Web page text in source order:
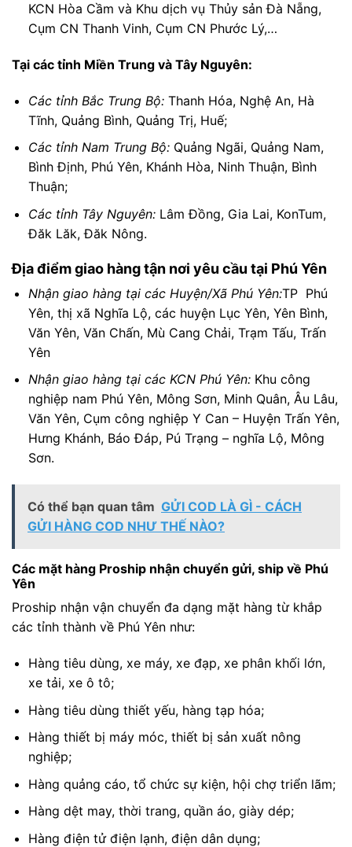
KCN Hòa Cầm và Khu dịch vụ Thủy sản Đà Nẵng,
Cụm CN Thanh Vinh, Cụm CN Phước Lý,…
Tại các tỉnh Miền Trung và Tây Nguyên:
Các tỉnh Bắc Trung Bộ:Thanh Hóa, Nghệ An, Hà
Tĩnh, Quảng Bình, Quảng Trị, Huế;
Các tỉnh Nam Trung Bộ:Quảng Ngãi, Quảng Nam,
Bình Định, Phú Yên, Khánh Hòa, Ninh Thuận, Bình
Thuận;
Các tỉnh Tây Nguyên:Lâm Đồng, Gia Lai, KonTum,
Đăk Lăk, Đăk Nông.
Địa điểm giao hàng tận nơi yêu cầu tại Phú Yên
Nhận giao hàng tại các Huyện/Xã Phú Yên:TP Phú
Yên, thị xã Nghĩa Lộ, các huyện Lục Yên, Yên Bình,
Văn Yên, Văn Chấn, Mù Cang Chải, Trạm Tấu, Trấn
Yên
Nhận giao hàng tại các KCN Phú Yên: Khu công
nghiệp nam Phú Yên, Mông Sơn, Minh Quân, Âu Lâu,
Văn Yên, Cụm công nghiệp Y Can – Huyện Trấn Yên,
Hưng Khánh, Báo Đáp, Pú Trạng – nghĩa Lộ, Mông
Sơn.
Có thể bạn quan tâm GỬI COD LÀ GÌ - CÁCH
GỬI HÀNG COD NHƯ THẾ NÀO?
Các mặt hàng Proship nhận chuyển gửi, ship về Phú
Yên
Proship nhận vận chuyển đa dạng mặt hàng từ khắp
các tỉnh thành về Phú Yên như:
Hàng tiêu dùng, xe máy, xe đạp, xe phân khối lớn,
xe tải, xe ô tô;
Hàng tiêu dùng thiết yếu, hàng tạp hóa;
Hàng thiết bị máy móc, thiết bị sản xuất nông
nghiệp;
Hàng quảng cáo, tổ chức sự kiện, hội chợ triển lãm;
Hàng dệt may, thời trang, quần áo, giày dép;
Hàng điện tử điện lạnh, điện dân dụng;